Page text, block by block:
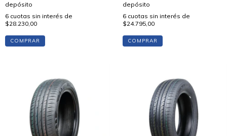
depósito
6 cuotas sin interés de
$28.230,00
COMPRAR
depósito
6 cuotas sin interés de
$24.795,00
COMPRAR